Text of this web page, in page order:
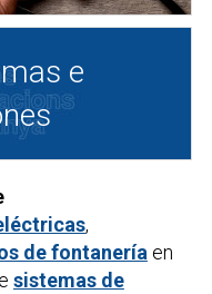
e
,
de fontanería en
sistemas de